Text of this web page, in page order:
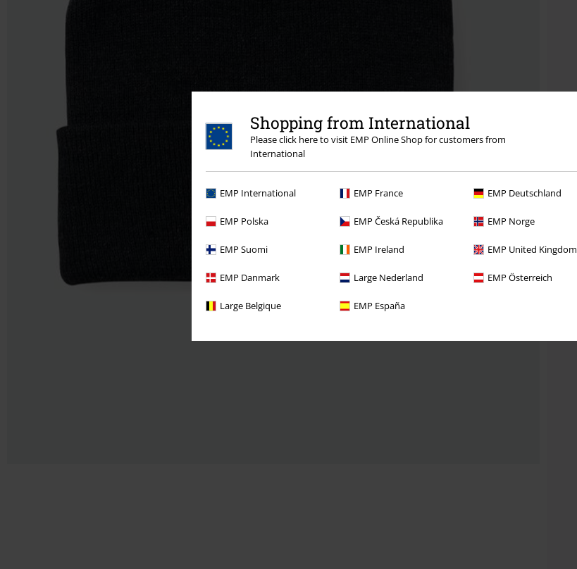
Shopping from International
Please click here to visit EMP Online Shop for customers from
International
EMP International EMP France EMP Deutschland
EMP Polska EMP Česká Republika EMP Norge
EMP Suomi EMP Ireland EMP United Kingdom
EMP Danmark Large Nederland EMP Österreich
Large Belgique EMP España